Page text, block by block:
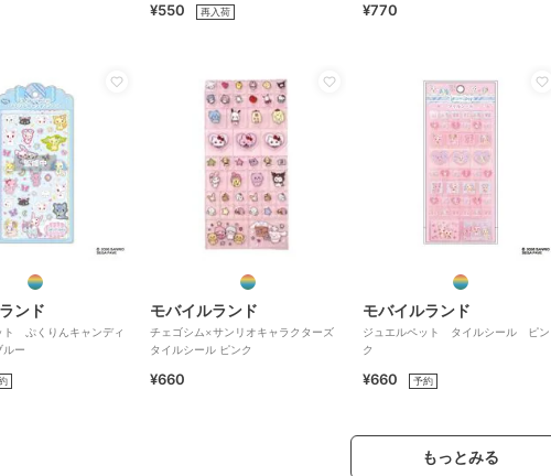
¥550 再入荷 ¥770
ンド
ト ぷくりんキャンディ
ー
モバイルランド
チェゴシム×サンリオキャラクターズ
タイルシール ピンク
¥660
モバイルランド
ジュエルペット タイルシール ピン
ク
¥660 予約
もっとみる